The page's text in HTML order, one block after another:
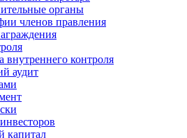
органы
членов правления
внутреннего контроля
аудит
капитал